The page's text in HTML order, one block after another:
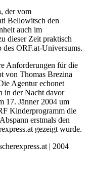
der vom
Bellowitsch den
auch im
dieser Zeit praktisch
des ORF.at-Universums.
Anforderungen für die
von Thomas Brezina
Agentur echonet
in der Nacht davor
17. Jänner 2004 um
Kinderprogramm die
erstmals den
gezeigt wurde.